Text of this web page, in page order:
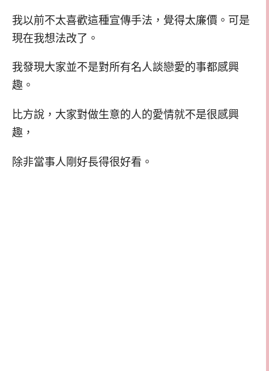
我以前不太喜歡這種宣傳手法，覺得太廉價。可是
現在我想法改了。
我發現大家並不是對所有名人談戀愛的事都感興
趣。
比方說，大家對做生意的人的愛情就不是很感興
趣，
除非當事人剛好長得很好看。